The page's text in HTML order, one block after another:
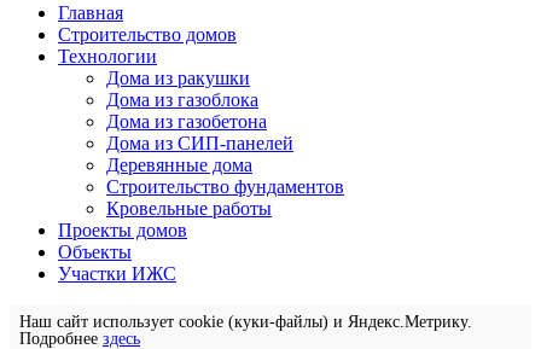
Главная
Строительство домов
Технологии
Дома из ракушки
Дома из газоблока
Дома из газобетона
Дома из СИП-панелей
Деревянные дома
Строительство фундаментов
Кровельные работы
Проекты домов
Объекты
Участки ИЖС
Наш сайт использует cookie (куки-файлы) и Яндекс.Метрику.
Подробнее здесь